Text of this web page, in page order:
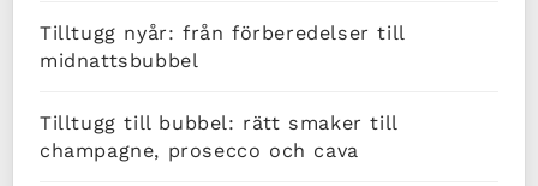
Tilltugg nyår: från förberedelser till
midnattsbubbel
Tilltugg till bubbel: rätt smaker till
champagne, prosecco och cava